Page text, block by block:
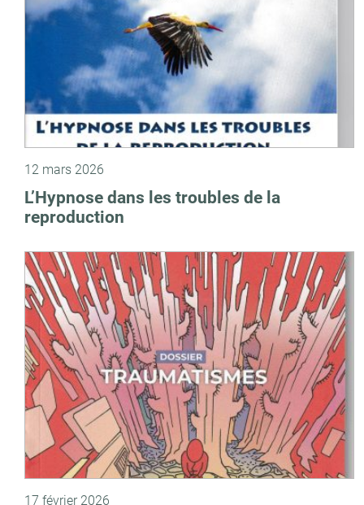
12 mars 2026
L’Hypnose dans les troubles de la
reproduction
17 février 2026